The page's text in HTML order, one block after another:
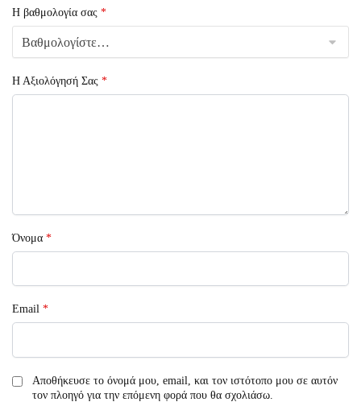
Η βαθμολογία σας *
Η Αξιολόγησή Σας *
Όνομα *
Email *
Αποθήκευσε το όνομά μου, email, και τον ιστότοπο μου σε αυτόν
τον πλοηγό για την επόμενη φορά που θα σχολιάσω.